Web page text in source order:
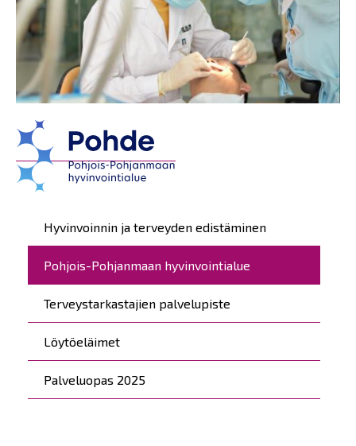
Päävalikko
Hyvinvoinnin ja terveyden edistäminen
Pohjois-Pohjanmaan hyvinvointialue
Terveystarkastajien palvelupiste
Löytöeläimet
Palveluopas 2025